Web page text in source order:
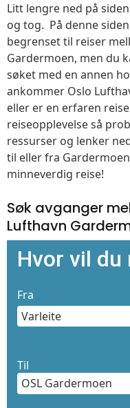
Litt lengre ned på
og tog. På denne
begrenset til reiser
Gardermoen, men du
søket med en annen
ankommer Oslo
eller er en erfaren
reiseopplevelse så
ressurser og lenker
til eller fra
minneverdig reise!
Søk avganger
Lufthavn
Hvor vil du
Fra
Til